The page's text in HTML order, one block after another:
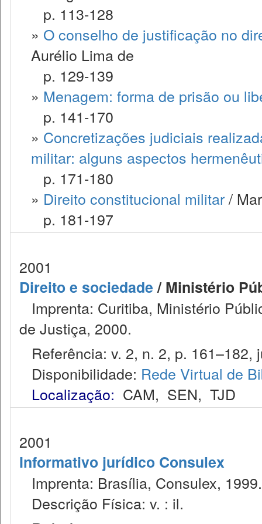
p. 113-128
» O conselho de justificação no
Aurélio Lima de
p. 129-139
» Menagem: forma de prisão ou
p. 141-170
» Concretizações judiciais
militar: alguns aspectos
p. 171-180
» Direito constitucional militar/
p. 181-197
2001
Direito e sociedade/ Ministério
Imprenta: Curitiba, Ministério
de Justiça, 2000.
Referência: v. 2, n. 2, p. 161–182,
Disponibilidade: Rede Virtual de
Localização: CAM, SEN, TJD
2001
Informativo jurídico Consulex
Imprenta: Brasília, Consulex, 1999.
Descrição Física: v. : il.